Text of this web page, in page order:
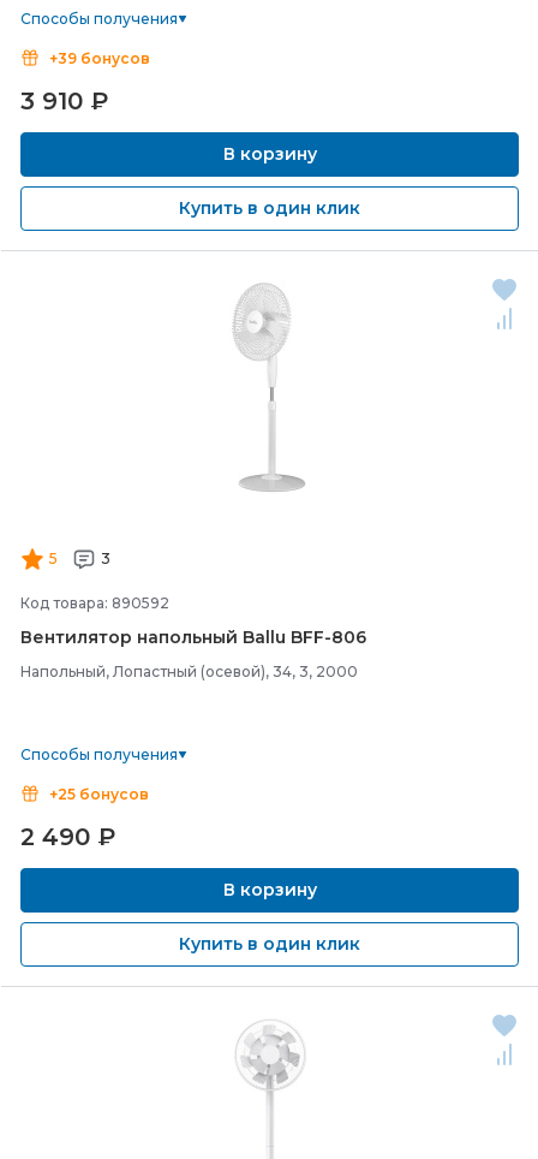
Способы получения
+39 бонусов
3 910 ₽
В корзину
Купить в один клик
5 3
Код товара: 890592
Вентилятор напольный Ballu BFF-806
Напольный, Лопастный (осевой), 34, 3, 2000
Способы получения
+25 бонусов
2 490 ₽
В корзину
Купить в один клик